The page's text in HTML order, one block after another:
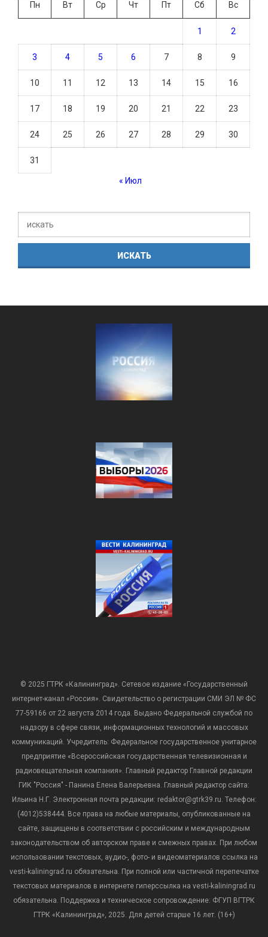
Пн
Вт Ср Чт Пт Сб Вс
1 2
3 4 5 6 7 8 9
10 11 12 13 14 15 16
17 18 19 20 21 22 23
24 25 26 27 28 29 30
31
« Июл
© 2025 ГТРК «Калининград». Сетевое издание «Государственный
интернет-канал «Россия». Свидетельство о регистрации СМИ ЭЛ № ФС
77-59166 от 22 августа 2014 года. Выдано Федеральной службой по
надзору в сфере связи, информационных технологий и массовых
коммуникаций. Учредитель: Федеральное государственное унитарное
предприятие «Всероссийская государственная телевизионная и
радиовещательная компания». Главный редактор Главной редакции
ГИК "Россия" - Панина Елена Валерьевна. Главный редактор сайта:
Ильина Н.Г. Электронная почта редакции: redaktor@gtrk39.ru. Телефон:
(4012)538444. Все права на любые материалы, опубликованные на
сайте, защищены в соответствии с российским и международным
законодательством об авторском праве и смежных правах. При любом
использовании текстовых, аудио-, фото- и видеоматериалов ссылка на
vesti-kaliningrad.ru обязательна. При полной или частичной перепечатке
текстовых материалов в интернете гиперссылка на vesti-kaliningrad.ru
обязательна. Поддержка и техническое сопровождение: ФГУП ВГТРК
ГТРК «Калининград», 2025. Для детей старше 16 лет. (16+)